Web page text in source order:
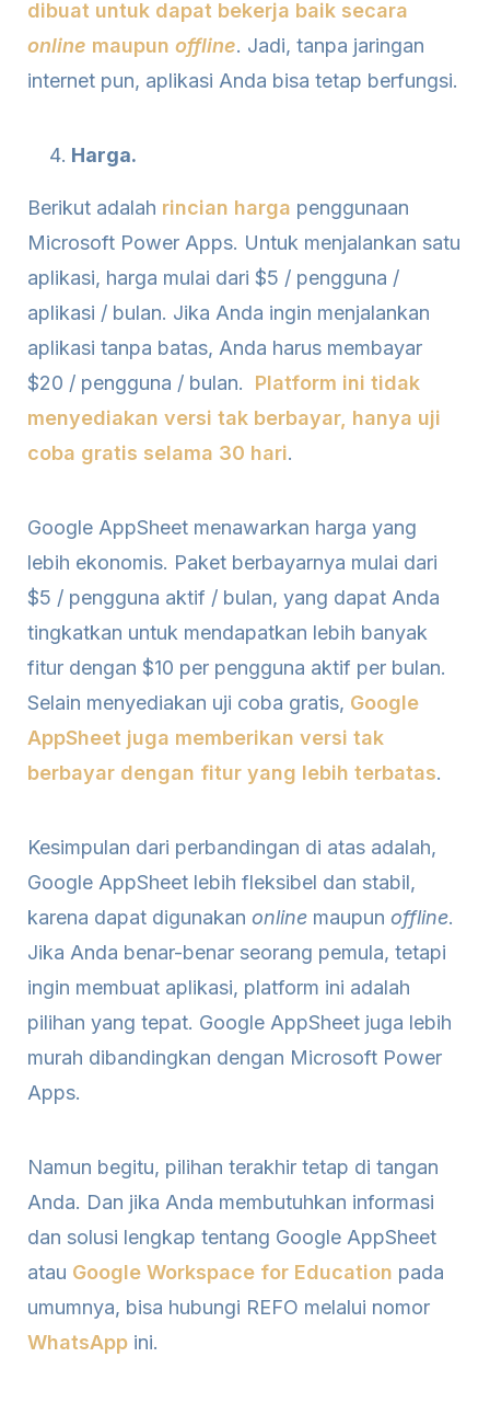
dibuat untuk dapat bekerja baik secara
online maupun offline. Jadi, tanpa jaringan
internet pun, aplikasi Anda bisa tetap berfungsi.
Harga.
Berikut adalah rincian harga penggunaan
Microsoft Power Apps. Untuk menjalankan satu
aplikasi, harga mulai dari $5 / pengguna /
aplikasi / bulan. Jika Anda ingin menjalankan
aplikasi tanpa batas, Anda harus membayar
$20 / pengguna / bulan.
Platform ini tidak
menyediakan versi tak berbayar, hanya uji
coba gratis selama 30 hari.
Google AppSheet menawarkan harga yang
lebih ekonomis. Paket berbayarnya mulai dari
$5 / pengguna aktif / bulan, yang dapat Anda
tingkatkan untuk mendapatkan lebih banyak
fitur dengan $10 per pengguna aktif per bulan.
Selain menyediakan uji coba gratis, Google
AppSheet juga memberikan versi tak
berbayar dengan fitur yang lebih terbatas.
Kesimpulan dari perbandingan di atas adalah,
Google AppSheet lebih fleksibel dan stabil,
karena dapat digunakan online maupun offline.
Jika Anda benar-benar seorang pemula, tetapi
ingin membuat aplikasi, platform ini adalah
pilihan yang tepat. Google AppSheet juga lebih
murah dibandingkan dengan Microsoft Power
Apps.
Namun begitu, pilihan terakhir tetap di tangan
Anda. Dan jika Anda membutuhkan informasi
dan solusi lengkap tentang Google AppSheet
atau Google Workspace for Education pada
umumnya, bisa hubungi REFO melalui nomor
WhatsApp ini.